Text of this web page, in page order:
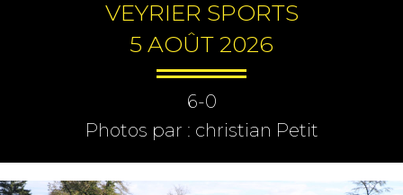
VEYRIER SPORTS
5 AOÛT 2026
6-0
Photos par : christian Petit